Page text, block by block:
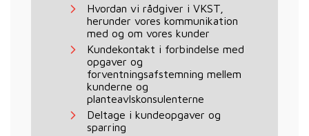
Hvordan vi rådgiver i VKST,
herunder vores kommunikation
med og om vores kunder
Kundekontakt i forbindelse med
opgaver og
forventningsafstemning mellem
kunderne og
planteavlskonsulenterne
Deltage i kundeopgaver og
sparring